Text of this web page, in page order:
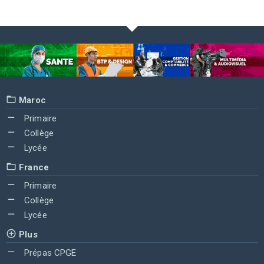
Maroc
Primaire
Collège
Lycée
France
Primaire
Collège
Lycée
Plus
Prépas CPGE